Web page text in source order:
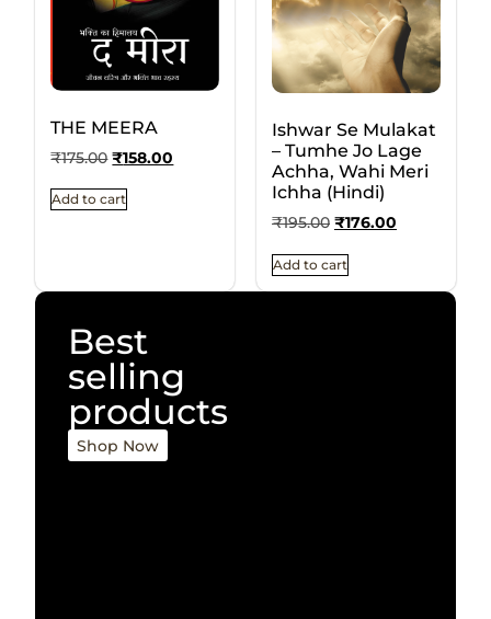
THE MEERA
₹175.00 ₹158.00
Add to cart
Ishwar Se Mulakat
– Tumhe Jo Lage
Achha, Wahi Meri
Ichha (Hindi)
₹195.00 ₹176.00
Add to cart
Best
selling
products
Shop Now